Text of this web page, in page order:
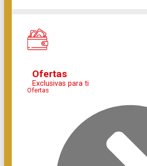
Ofertas
Exclusivas para ti
Ofertas